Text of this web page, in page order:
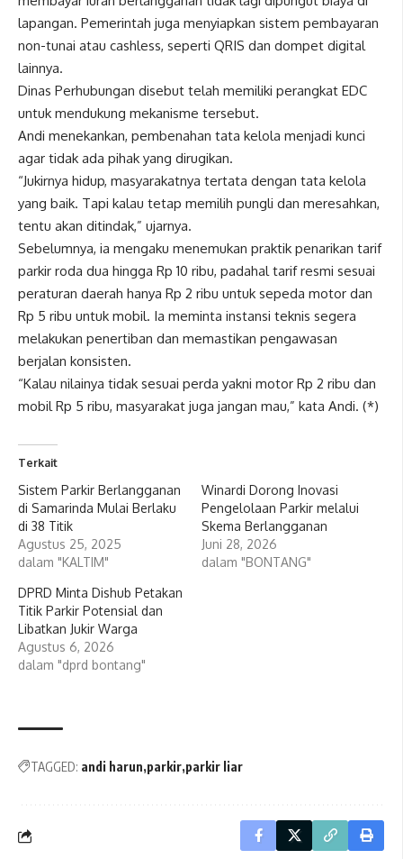
lapangan. Pemerintah juga menyiapkan sistem pembayaran
non-tunai atau cashless, seperti QRIS dan dompet digital
lainnya.
Dinas Perhubungan disebut telah memiliki perangkat EDC
untuk mendukung mekanisme tersebut.
Andi menekankan, pembenahan tata kelola menjadi kunci
agar tidak ada pihak yang dirugikan.
“Jukirnya hidup, masyarakatnya tertata dengan tata kelola
yang baik. Tapi kalau tetap memilih pungli dan meresahkan,
tentu akan ditindak,” ujarnya.
Sebelumnya, ia mengaku menemukan praktik penarikan tarif
parkir roda dua hingga Rp 10 ribu, padahal tarif resmi sesuai
peraturan daerah hanya Rp 2 ribu untuk sepeda motor dan
Rp 5 ribu untuk mobil. Ia meminta instansi teknis segera
melakukan penertiban dan memastikan pengawasan
berjalan konsisten.
“Kalau nilainya tidak sesuai perda yakni motor Rp 2 ribu dan
mobil Rp 5 ribu, masyarakat juga jangan mau,” kata Andi. (*)
Terkait
Sistem Parkir Berlangganan
di Samarinda Mulai Berlaku
di 38 Titik
Agustus 25, 2025
dalam "KALTIM"
Winardi Dorong Inovasi
Pengelolaan Parkir melalui
Skema Berlangganan
Juni 28, 2026
dalam "BONTANG"
DPRD Minta Dishub Petakan
Titik Parkir Potensial dan
Libatkan Jukir Warga
Agustus 6, 2026
dalam "dprd bontang"
TAGGED: andi harun parkir parkir liar